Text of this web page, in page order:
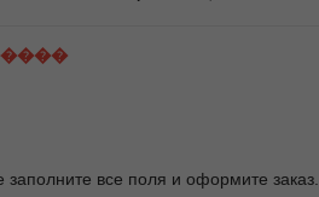
заполните все поля и оформите заказ.